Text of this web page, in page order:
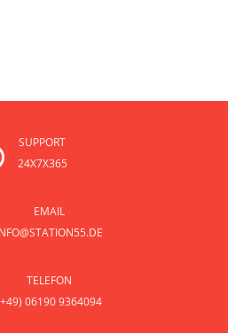
SUPPORT
24X7X365
EMAIL
TELEFON
06190 9364094